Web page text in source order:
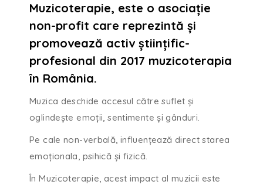
Muzicoterapie, este o asociație
non-profit care reprezintă și
promovează activ științific-
profesional din 2017 muzicoterapia
în România.
Muzica deschide accesul către suflet și
oglindește emoții, sentimente și gânduri.
Pe cale non-verbală, influențează direct starea
emoționala, psihică și fizică.
În Muzicoterapie, acest impact al muzicii este